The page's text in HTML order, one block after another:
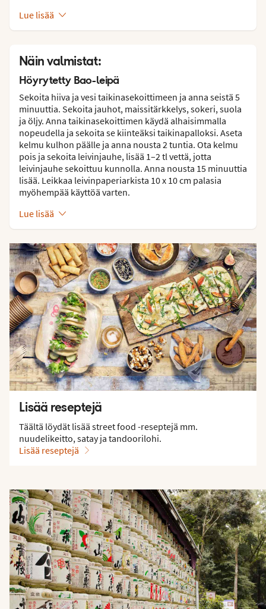
Lue lisää
Näin valmistat:
Höyrytetty Bao-leipä
Sekoita hiiva ja vesi taikinasekoittimeen ja anna seistä 5
minuuttia. Sekoita jauhot, maissitärkkelys, sokeri, suola
ja öljy. Anna taikinasekoittimen käydä alhaisimmalla
nopeudella ja sekoita se kiinteäksi taikinapalloksi. Aseta
kelmu kulhon päälle ja anna nousta 2 tuntia. Ota kelmu
pois ja sekoita leivinjauhe, lisää 1–2 tl vettä, jotta
leivinjauhe sekoittuu kunnolla. Anna nousta 15 minuuttia
lisää. Leikkaa leivinpaperiarkista 10 x 10 cm palasia
myöhempää käyttöä varten.
Lue lisää
Lisää reseptejä
Täältä löydät lisää street food -reseptejä mm.
nuudelikeitto, satay ja tandoorilohi.
Lisää reseptejä